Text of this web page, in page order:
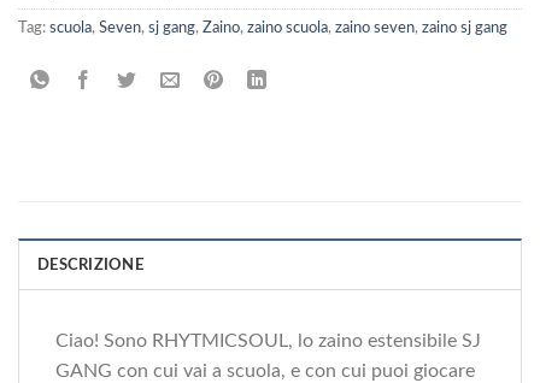
Tag: scuola, Seven, sj gang, Zaino, zaino scuola, zaino seven, zaino sj gang
DESCRIZIONE
Ciao! Sono RHYTMICSOUL, lo zaino estensibile SJ
GANG con cui vai a scuola, e con cui puoi giocare